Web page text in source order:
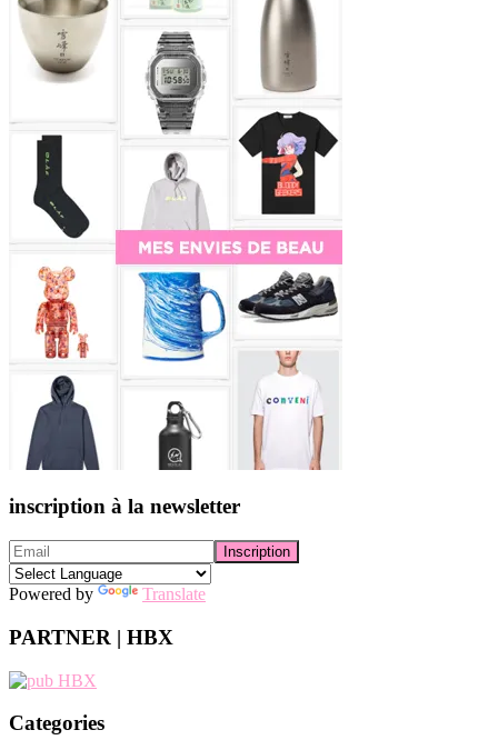
inscription à la newsletter
Powered by Translate
PARTNER | HBX
Categories